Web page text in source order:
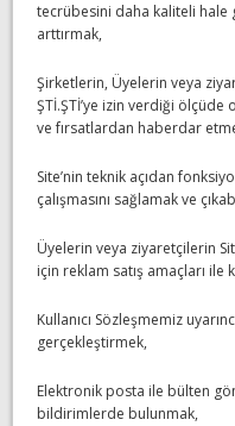
tecrübesini daha kaliteli hale
arttırmak,
Şirketlerin, Üyelerin veya
ŞTİ.ŞTİ’ye izin verdiği
ve fırsatlardan haberdar
Site’nin teknik açıdan
çalışmasını sağlamak ve
Üyelerin veya ziyaretçilerin
için reklam satış amaçları ile
Kullanıcı Sözleşmemiz
gerçekleştirmek,
Elektronik posta ile bülten
bildirimlerde bulunmak,